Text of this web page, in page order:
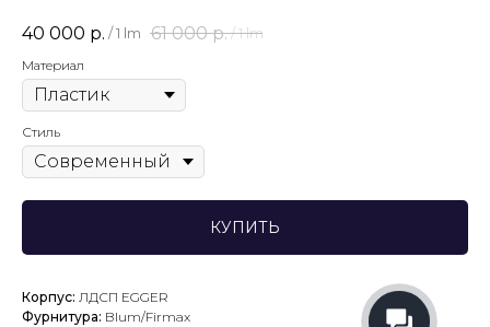
40 000 р. / 1 lm 61 000 р. / 1 lm
Материал
Стиль
КУПИТЬ
Корпус: ЛДСП EGGER
Фурнитура: Blum/Firmax